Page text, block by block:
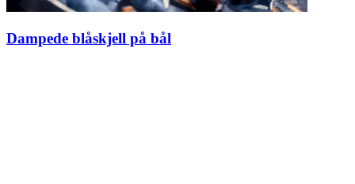
Dampede blåskjell på bål